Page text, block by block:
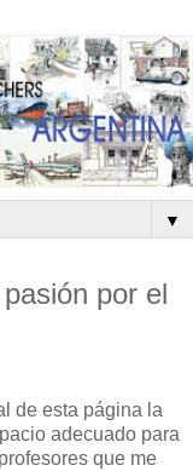
▼
por el
de esta página la
adecuado para
que me